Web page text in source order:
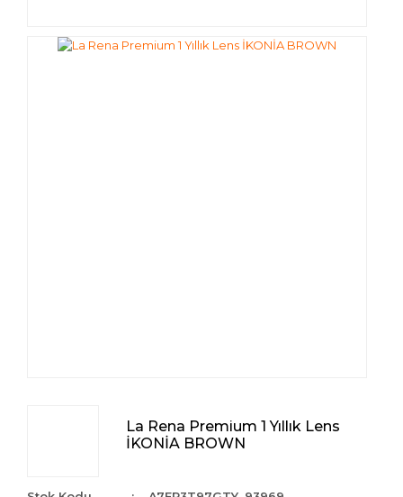
La Rena Premium 1 Yıllık Lens
İKONİA BROWN